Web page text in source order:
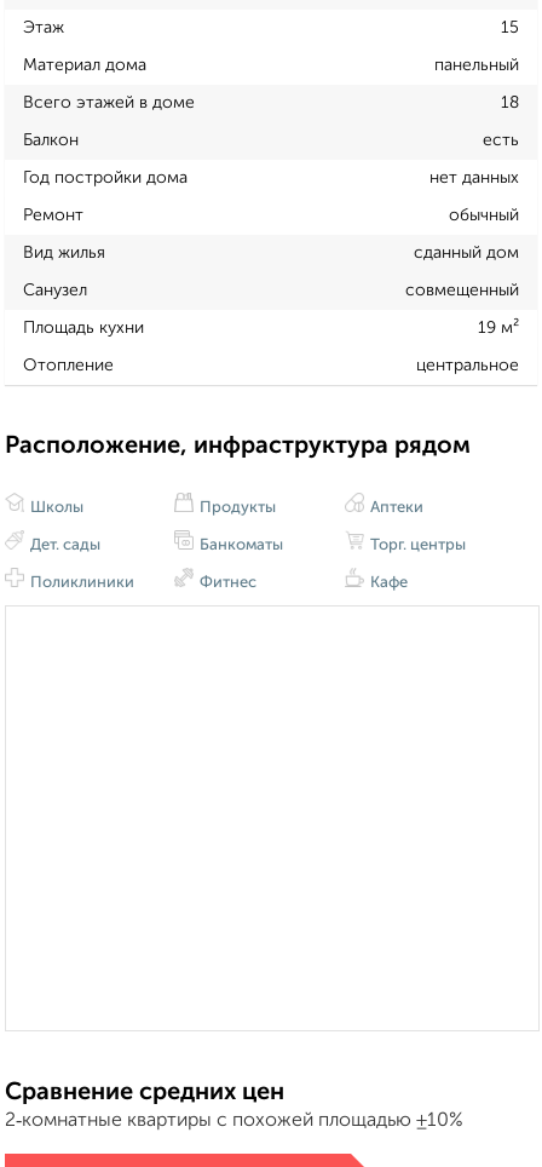
Этаж 15
Материал дома панельный
Всего этажей в доме 18
Балкон есть
Год постройки дома нет данных
Ремонт обычный
Вид жилья сданный дом
Санузел совмещенный
Площадь кухни 19 м²
Отопление центральное
Расположение, инфраструктура рядом
Школы
Дет. сады
Поликлиники
Продукты
Банкоматы
Фитнес
Аптеки
Торг. центры
Кафе
Сравнение средних цен
2‑комнатные квартиры с похожей площадью ±10%